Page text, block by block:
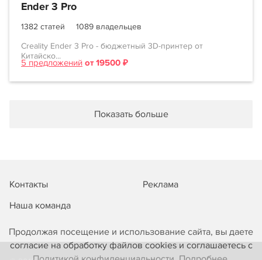
Продолжая посещение и использование сайта, вы даете
согласие на обработку файлов cookies и соглашаетесь с
Ender 3 Pro
1382 статей
1089 владельцев
Creality Ender 3 Pro - бюджетный 3D-принтер от
Китайско...
5 предложений от 19500 ₽
Показать больше
Контакты
Реклама
Наша команда